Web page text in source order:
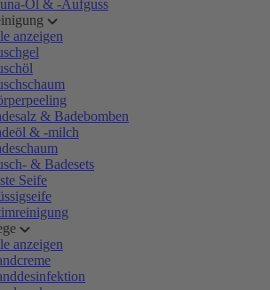
Öl & -Aufguss
anzeigen
& Badebomben
& -milch
& Badesets
Seife
anzeigen